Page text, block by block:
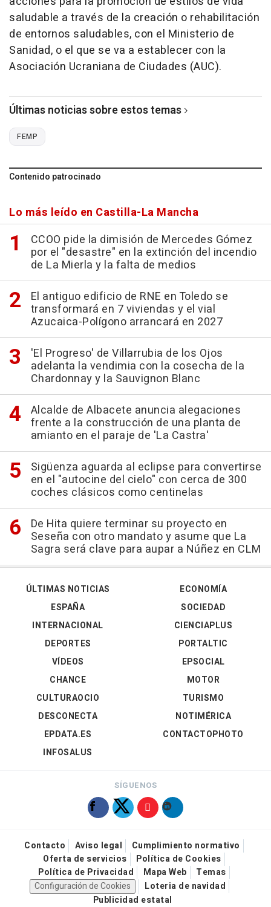
saludable a través de la creación o rehabilitación
de entornos saludables, con el Ministerio de
Sanidad, o el que se va a establecer con la
Asociación Ucraniana de Ciudades (AUC).
Últimas noticias sobre estos temas
FEMP
Contenido patrocinado
Lo más leído en Castilla-La Mancha
CCOO pide la dimisión de Mercedes Gómez
por el "desastre" en la extinción del incendio
de La Mierla y la falta de medios
El antiguo edificio de RNE en Toledo se
transformará en 7 viviendas y el vial
Azucaica-Polígono arrancará en 2027
'El Progreso' de Villarrubia de los Ojos
adelanta la vendimia con la cosecha de la
Chardonnay y la Sauvignon Blanc
Alcalde de Albacete anuncia alegaciones
frente a la construcción de una planta de
amianto en el paraje de 'La Castra'
Sigüenza aguarda al eclipse para convertirse
en el "autocine del cielo" con cerca de 300
coches clásicos como centinelas
De Hita quiere terminar su proyecto en
Seseña con otro mandato y asume que La
Sagra será clave para aupar a Núñez en CLM
ÚLTIMAS NOTICIAS
ESPAÑA
INTERNACIONAL
DEPORTES
VÍDEOS
ECONOMÍA
SOCIEDAD
CIENCIAPLUS
PORTALTIC
EPSOCIAL
CHANCE
CULTURAOCIO
DESCONECTA
EPDATA.ES
INFOSALUS
MOTOR
TURISMO
NOTIMÉRICA
CONTACTOPHOTO
SÍGUENOS
Contacto Aviso legal
Cumplimiento normativo
Oferta de servicios
Política de Cookies
Política de Privacidad
Mapa Web
Temas
Configuración de Cookies
Loteria de navidad
Publicidad estatal